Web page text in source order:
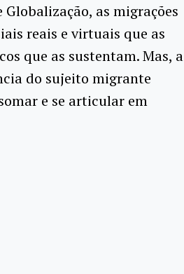
Globalização, as migrações
reais e virtuais que as
que as sustentam. Mas, a
do sujeito migrante
e se articular em